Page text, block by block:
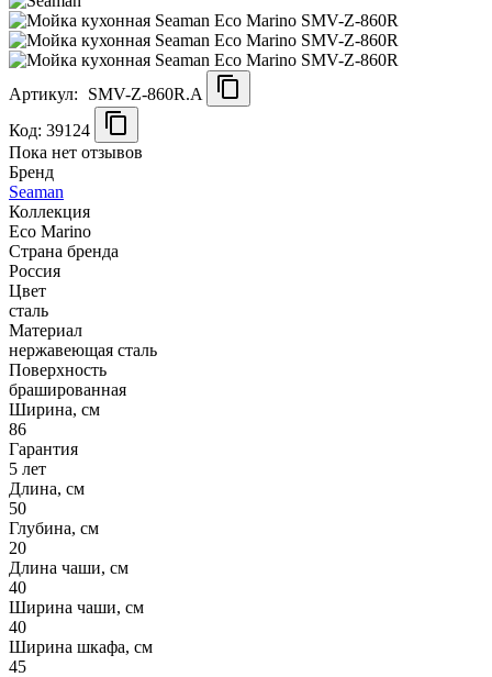
Артикул:
SMV-Z-860R.A
Код: 39124
Пока нет отзывов
Бренд
Seaman
Коллекция
Eco Marino
Страна бренда
Россия
Цвет
сталь
Материал
нержавеющая сталь
Поверхность
брашированная
Ширина, см
86
Гарантия
5 лет
Длина, см
50
Глубина, см
20
Длина чаши, см
40
Ширина чаши, см
40
Ширина шкафа, см
45